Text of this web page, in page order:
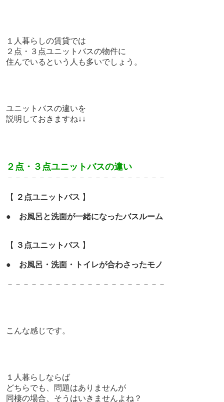
１人暮らしの賃貸では
２点・３点ユニットバスの物件に
住んでいるという人も多いでしょう。
ユニットバスの違いを
説明しておきますね↓↓
２点・３点ユニットバスの違い
－－－－－－－－－－－－－ －－－－－－－
【 ２点ユニットバス 】
● お風呂と洗面が一緒になったバスルーム
【 ３点ユニットバス 】
● お風呂・洗面・トイレが合わさったモノ
－－－－－－－－－－－－－ －－－－－－－
こんな感じです。
１人暮らしならば
どちらでも、問題はありませんが
同棲の場合、そうはいきませんよね？